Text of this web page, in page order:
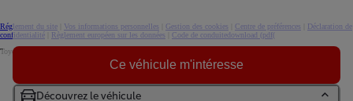
Ce véhicule m'intéresse
Découvrez le véhicule
Réglement du site Vos informations personnelles Gestion des cookies Centre de préférences
Déclaration de
confidentialité
Règlement européen sur les données Code de conduitedownload (pdf(
Toyota. Tous droits réservés. © 2026